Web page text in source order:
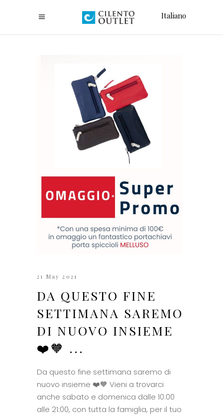
Italiano
21 May 2021
DA QUESTO FINE
SETTIMANA SAREMO
DI NUOVO INSIEME
❤️🧡 ...
Da questo fine settimana saremo di
nuovo insieme ❤️🧡 Vieni a trovarci
anche sabato e domenica dalle 10:00
alle 21:00, con tutta la famiglia, per il tuo